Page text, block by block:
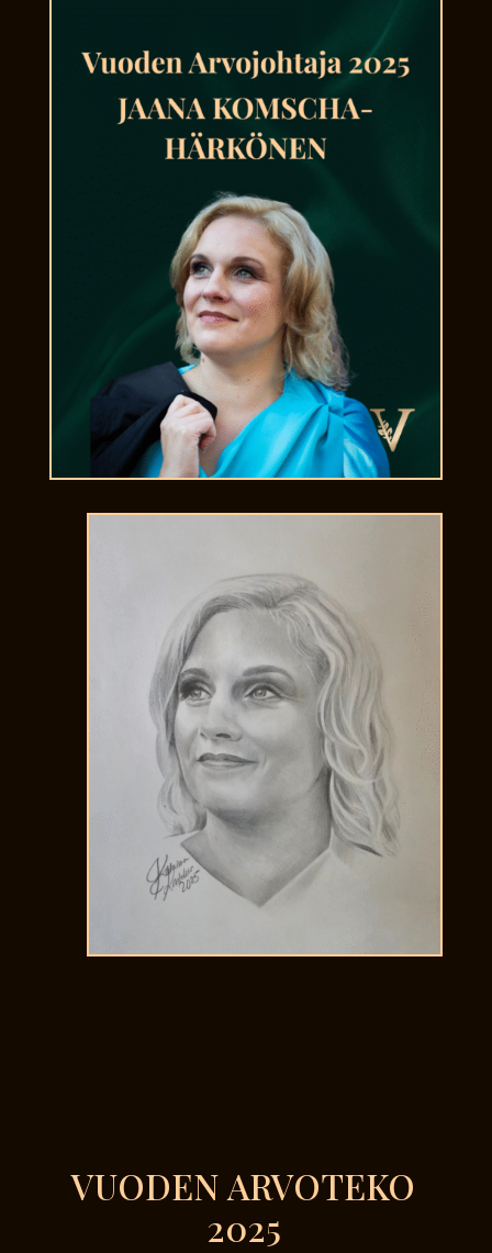
VUODEN ARVOTEKO
2025